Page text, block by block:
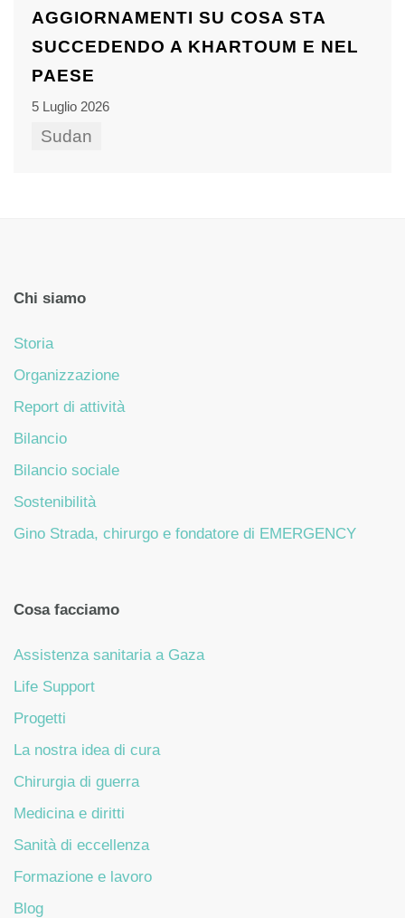
AGGIORNAMENTI SU COSA STA
SUCCEDENDO A KHARTOUM E NEL
PAESE
5 Luglio 2026
Sudan
Chi siamo
Storia
Organizzazione
Report di attività
Bilancio
Bilancio sociale
Sostenibilità
Gino Strada, chirurgo e fondatore di EMERGENCY
Cosa facciamo
Assistenza sanitaria a Gaza
Life Support
Progetti
La nostra idea di cura
Chirurgia di guerra
Medicina e diritti
Sanità di eccellenza
Formazione e lavoro
Blog